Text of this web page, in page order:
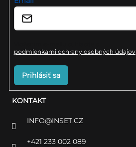
KONTAKT
INFO@INSET.CZ
+421 233 002 089
podmienkami ochrany osobných údajov
Prihlásiť sa